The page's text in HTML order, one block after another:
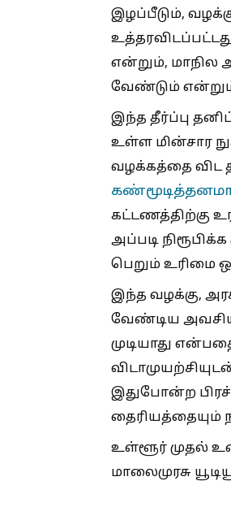
இழப்பீடும்,
என்றும், மாநில
வேண்டும் என்றும்
இந்த தீர்ப்பு
உள்ள மின்சார
வழக்கத்தை விட
கட்டணத்திற்கு
அப்படி
பெறும் உரிமை
இந்த வழக்கு,
வேண்டிய
முடியாது
இதுபோன்ற
தைரியத்தையும்
உள்ளூர் முதல்
மாலைமுரசு